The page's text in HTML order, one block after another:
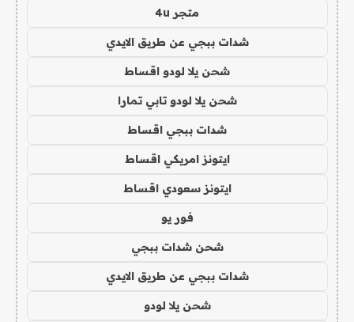
متجر 4u
شدات ببجي عن طريق الايدي
شحن يلا لودو اقساط
شحن يلا لودو تابي تمارا
شدات ببجي اقساط
ايتونز امريكي اقساط
ايتونز سعودي اقساط
فور يو
شحن شدات ببجي
شدات ببجي عن طريق الايدي
شحن يلا لودو